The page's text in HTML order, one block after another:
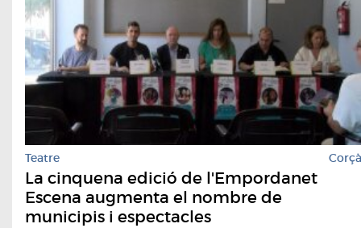
Teatre Corçà
La cinquena edició de l'Empordanet
Escena augmenta el nombre de
municipis i espectacles